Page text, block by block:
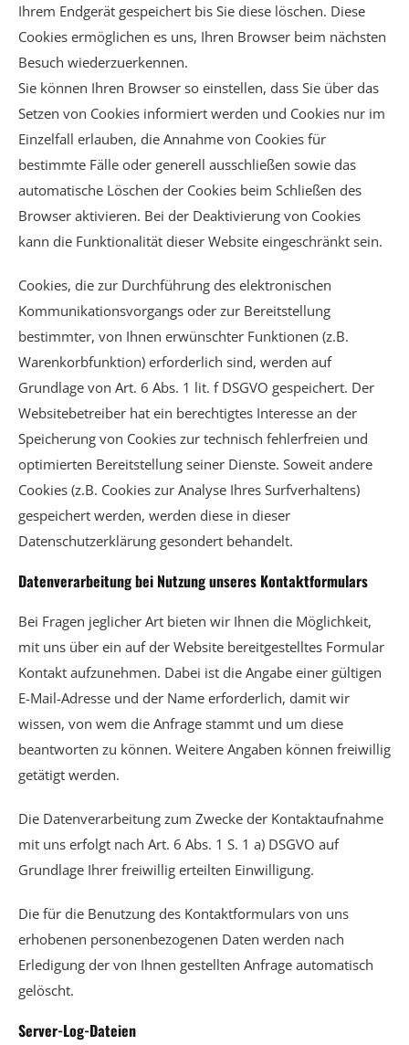
Ihrem Endgerät gespeichert bis Sie diese löschen. Diese
Cookies ermöglichen es uns, Ihren Browser beim nächsten
Besuch wiederzuerkennen.
Sie können Ihren Browser so einstellen, dass Sie über das
Setzen von Cookies informiert werden und Cookies nur im
Einzelfall erlauben, die Annahme von Cookies für
bestimmte Fälle oder generell ausschließen sowie das
automatische Löschen der Cookies beim Schließen des
Browser aktivieren. Bei der Deaktivierung von Cookies
kann die Funktionalität dieser Website eingeschränkt sein.
Cookies, die zur Durchführung des elektronischen
Kommunikationsvorgangs oder zur Bereitstellung
bestimmter, von Ihnen erwünschter Funktionen (z.B.
Warenkorbfunktion) erforderlich sind, werden auf
Grundlage von Art. 6 Abs. 1 lit. f DSGVO gespeichert. Der
Websitebetreiber hat ein berechtigtes Interesse an der
Speicherung von Cookies zur technisch fehlerfreien und
optimierten Bereitstellung seiner Dienste. Soweit andere
Cookies (z.B. Cookies zur Analyse Ihres Surfverhaltens)
gespeichert werden, werden diese in dieser
Datenschutzerklärung gesondert behandelt.
Datenverarbeitung bei Nutzung unseres Kontaktformulars
Bei Fragen jeglicher Art bieten wir Ihnen die Möglichkeit,
mit uns über ein auf der Website bereitgestelltes Formular
Kontakt aufzunehmen. Dabei ist die Angabe einer gültigen
E-Mail-Adresse und der Name erforderlich, damit wir
wissen, von wem die Anfrage stammt und um diese
beantworten zu können. Weitere Angaben können freiwillig
getätigt werden.
Die Datenverarbeitung zum Zwecke der Kontaktaufnahme
mit uns erfolgt nach Art. 6 Abs. 1 S. 1 a) DSGVO auf
Grundlage Ihrer freiwillig erteilten Einwilligung.
Die für die Benutzung des Kontaktformulars von uns
erhobenen personenbezogenen Daten werden nach
Erledigung der von Ihnen gestellten Anfrage automatisch
gelöscht.
Server-Log-Dateien